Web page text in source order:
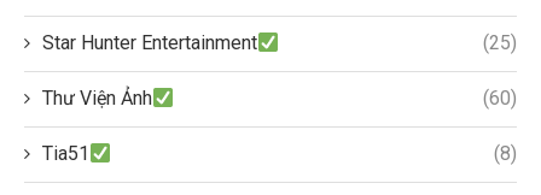
Star Hunter Entertainment (25)
Thư Viện Ảnh (60)
Tia51 (8)